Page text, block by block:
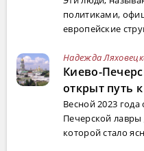
политиками,
европейские
Надежда
Киево-
открыт путь
Весной 2023
Печерской лавры
которой стало